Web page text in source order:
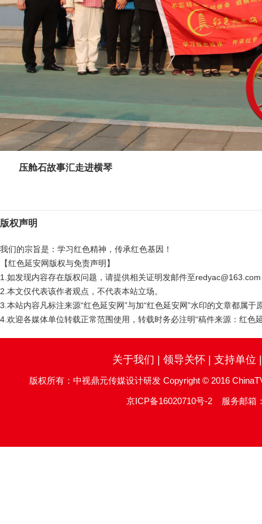
压舱石故事汇走进横琴
版权声明
我们的宗旨是：学习红色精神，传承红色基因！
【红色延安网版权与免责声明】
1.如发现内容存在版权问题，请提供相关证明发邮件至
2.本文仅代表该作者观点，不代表本站立场。
3.本站内容凡标注来源“红色延安网”与加“红色延安网”水印的文章都属
4.欢迎各媒体单位转载正常范围使用，转载时务必注明“稿件来源：红色
关于我们 领导关怀| 支持单位
版权所有：中视鼎元传媒设计研发 Copyright © 2016
京ICP备16020710号-2 服务邮箱